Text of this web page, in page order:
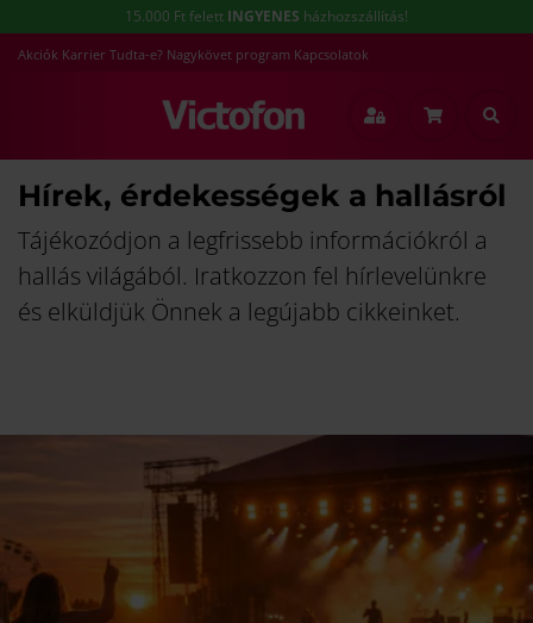
15.000 Ft felett INGYENES házhozszállítás!
Akciók Karrier Tudta-e? Nagykövet program Kapcsolatok
Hírek, érdekességek a hallásról
Tájékozódjon a legfrissebb információkról a
hallás világából. Iratkozzon fel hírlevelünkre
és elküldjük Önnek a legújabb cikkeinket.